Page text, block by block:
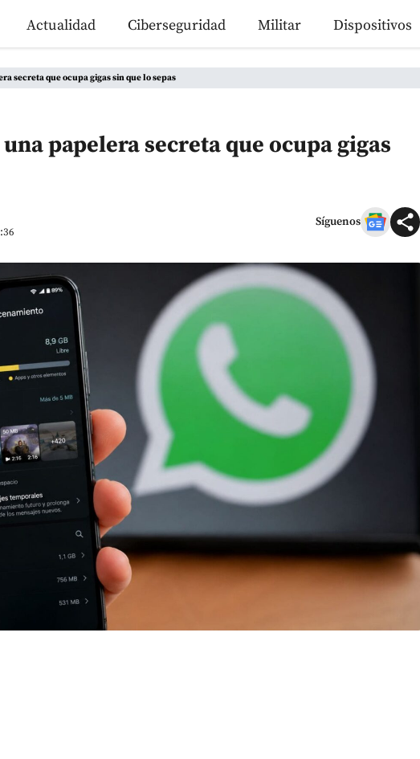
Actualidad Ciberseguridad Militar Dispositivos
secreta que ocupa gigas sin que lo sepas
papelera secreta que ocupa gigas
Síguenos